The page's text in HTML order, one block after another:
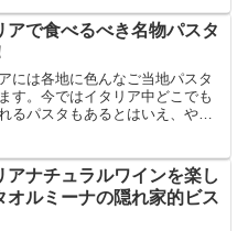
地元民御用達でありながら、
アで食べるべき名物パスタ
には各地に色んなご当地パスタ
す。今ではイタリア中どこでも
るパスタもあるとはいえ、やは
。Saeko美味しいカルボナーラ
町で見つかる...
アナチュラルワインを楽し
オルミーナの隠れ家的ビス